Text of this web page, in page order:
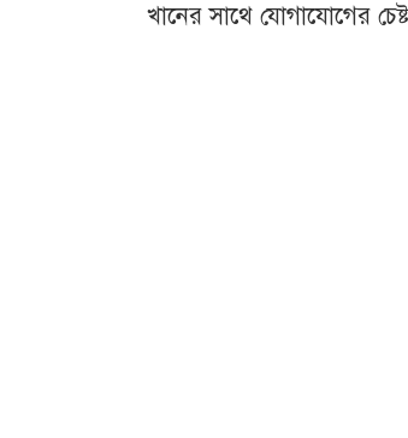
খানের সাথে যোগাযোগের